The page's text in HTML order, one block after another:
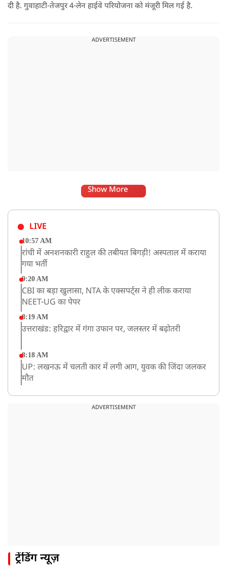
दी है. गुवाहाटी-तेजपुर 4-लेन हाईवे परियोजना को मंजूरी मिल गई है.
ADVERTISEMENT
Show More
LIVE
10:57 AM
रांची में अनशनकारी राहुल की तबीयत बिगड़ी! अस्पताल में कराया
गया भर्ती
9:20 AM
CBI का बड़ा खुलासा, NTA के एक्सपर्ट्स ने ही लीक कराया
NEET-UG का पेपर
8:19 AM
उत्तराखंड: हरिद्वार में गंगा उफान पर, जलस्तर में बढ़ोतरी
8:18 AM
UP: लखनऊ में चलती कार में लगी आग, युवक की जिंदा जलकर
मौत
ADVERTISEMENT
ट्रेंडिंग न्यूज़